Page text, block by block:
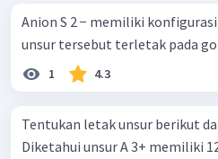
Anion S 2 − memiliki
unsur tersebut terletak pada
1 4.3
Tentukan letak unsur berikut
Diketahui unsur A 3+ memiliki